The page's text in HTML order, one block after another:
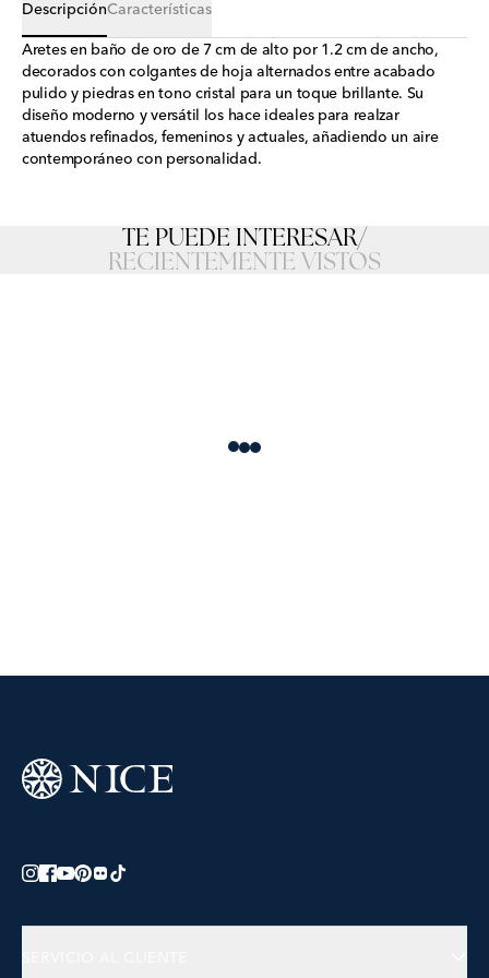
DescripciónCaracterísticas
Aretes en baño de oro de 7 cm de alto por 1.2 cm de ancho,
decorados con colgantes de hoja alternados entre acabado
pulido y piedras en tono cristal para un toque brillante. Su
diseño moderno y versátil los hace ideales para realzar
atuendos refinados, femeninos y actuales, añadiendo un aire
contemporáneo con personalidad.
TE PUEDE INTERESAR/
RECIENTEMENTE VISTOS
Loading